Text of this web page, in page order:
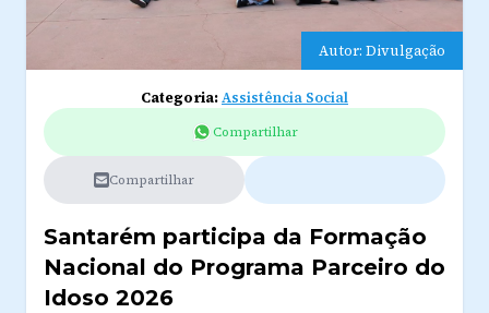
Autor: Divulgação
Categoria:Assistência Social
Compartilhar
Compartilhar
Santarém participa da Formação
Nacional do Programa Parceiro do
Idoso 2026